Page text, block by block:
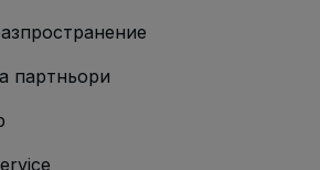
партньори